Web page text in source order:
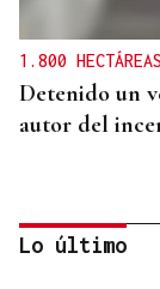
1.800 HECTÁREAS
Detenido un
autor del
Lo último